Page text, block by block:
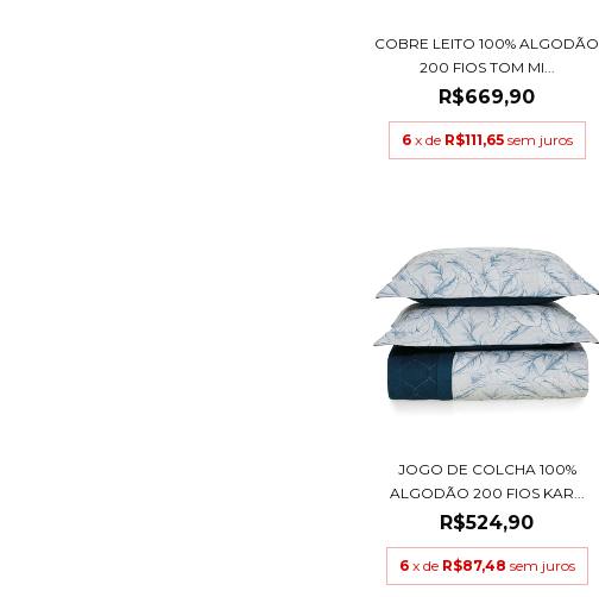
COBRE LEITO 100% ALGODÃO
200 FIOS TOM MI...
R$669,90
6 x de R$111,65 sem juros
JOGO DE COLCHA 100%
ALGODÃO 200 FIOS KAR...
R$524,90
6 x de R$87,48 sem juros